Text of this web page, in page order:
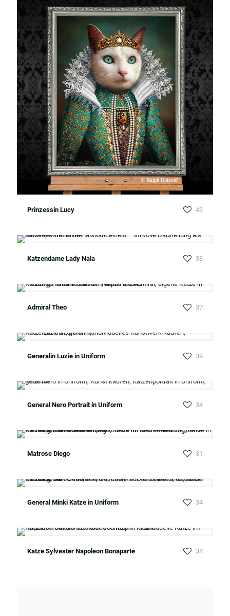
Prinzessin Lucy 43
Katzendame Lady Nala 38
Admiral Theo 37
Generalin Luzie in Uniform 39
General Nero Portrait in Uniform 34
Matrose Diego 31
General Minki Katze in Uniform 34
Katze Sylvester Napoleon Bonaparte 34